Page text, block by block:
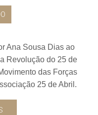
Ana Sousa Dias ao
Revolução do 25 de
das Forças
25 de Abril.